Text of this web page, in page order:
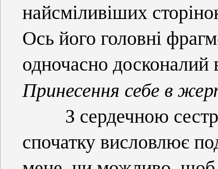
найсміливіших
Ось його головні
одночасно досконалий
Принесення себе в
З сердечною
спочатку висловлює